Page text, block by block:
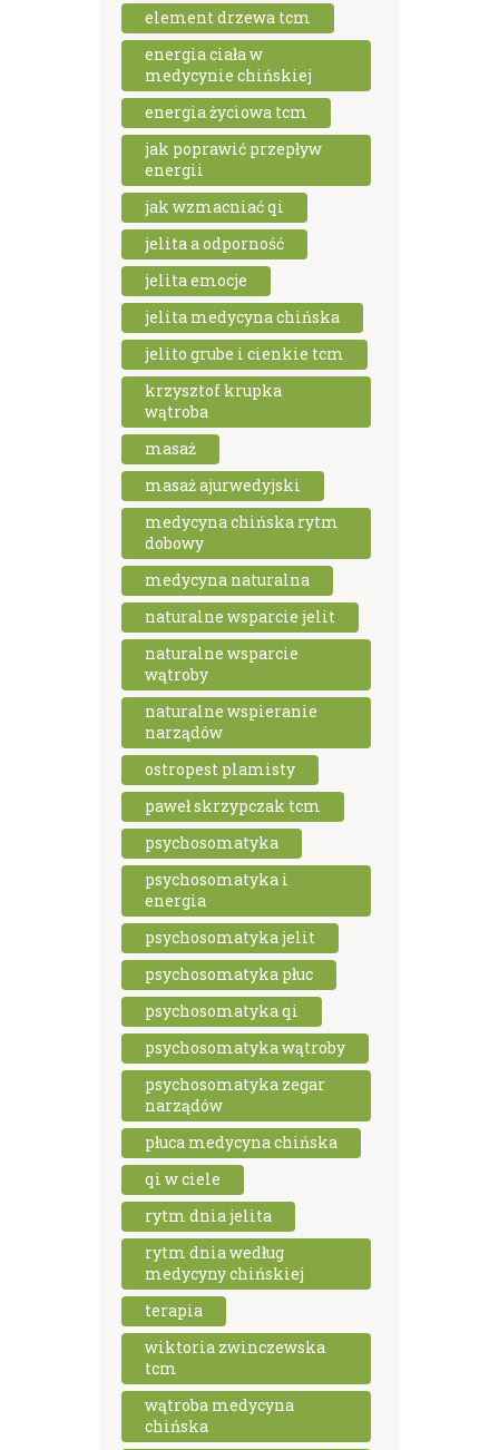
element drzewa tcm
energia ciała w
medycynie chińskiej
energia życiowa tcm
jak poprawić przepływ
energii
jak wzmacniać qi
jelita a odporność
jelita emocje
jelita medycyna chińska
jelito grube i cienkie tcm
krzysztof krupka
wątroba
masaż
masaż ajurwedyjski
medycyna chińska rytm
dobowy
medycyna naturalna
naturalne wsparcie jelit
naturalne wsparcie
wątroby
naturalne wspieranie
narządów
ostropest plamisty
paweł skrzypczak tcm
psychosomatyka
psychosomatyka i
energia
psychosomatyka jelit
psychosomatyka płuc
psychosomatyka qi
psychosomatyka wątroby
psychosomatyka zegar
narządów
płuca medycyna chińska
qi w ciele
rytm dnia jelita
rytm dnia według
medycyny chińskiej
terapia
wiktoria zwinczewska
tcm
wątroba medycyna
chińska